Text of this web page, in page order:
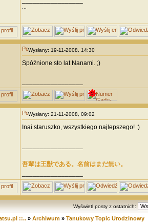
...
Wysłany: 19-11-2008, 14:30
Spóźnione sto lat Nanami. ;)
Wysłany: 21-11-2008, 09:02
Inai staruszko, wszystkiego najlepszego! :)
吾輩は王獣である。名前はまだ無い。
Wyświetl posty z ostatnich:
::..» Archiwum» Tanukowy Topic Urodzinowy